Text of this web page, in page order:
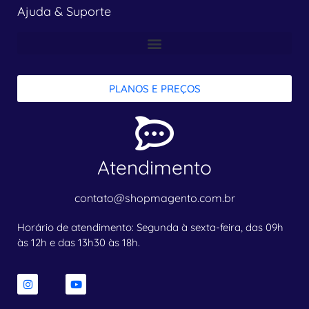
Ajuda & Suporte
PLANOS E PREÇOS
Atendimento
contato@shopmagento.com.br
Horário de atendimento: Segunda à sexta-feira, das 09h
às 12h e das 13h30 às 18h.